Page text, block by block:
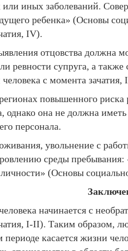
иных заболеваний.
ребенка» (Основы
IV).
отцовства
ревности супруга, а
с момента зачатия,
повышенного риска
она не должна
персонала.
увольнение с
среды
(Основы
начинается с
I-II). Таким образом,
касается жизни